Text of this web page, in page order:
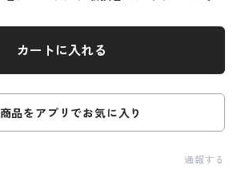
カートに入れる
商品をアプリでお気に入り
通報する